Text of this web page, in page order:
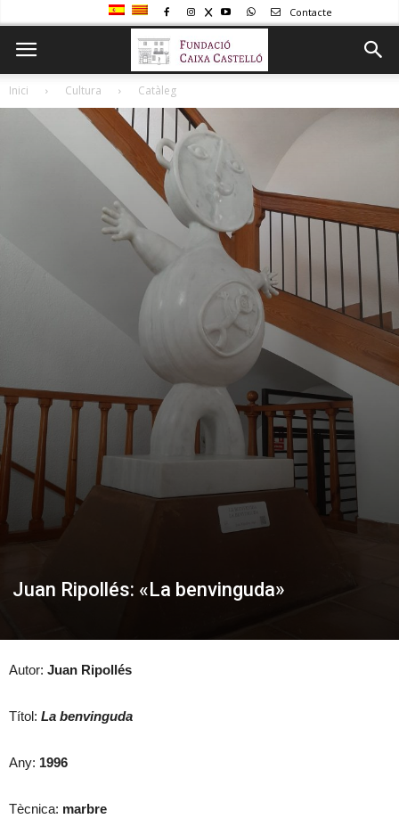
Contacte
Inici Cultura Catàleg
Juan Ripollés: «La benvinguda»
Autor: Juan Ripollés
Títol: La benvinguda
Any: 1996
Tècnica: marbre